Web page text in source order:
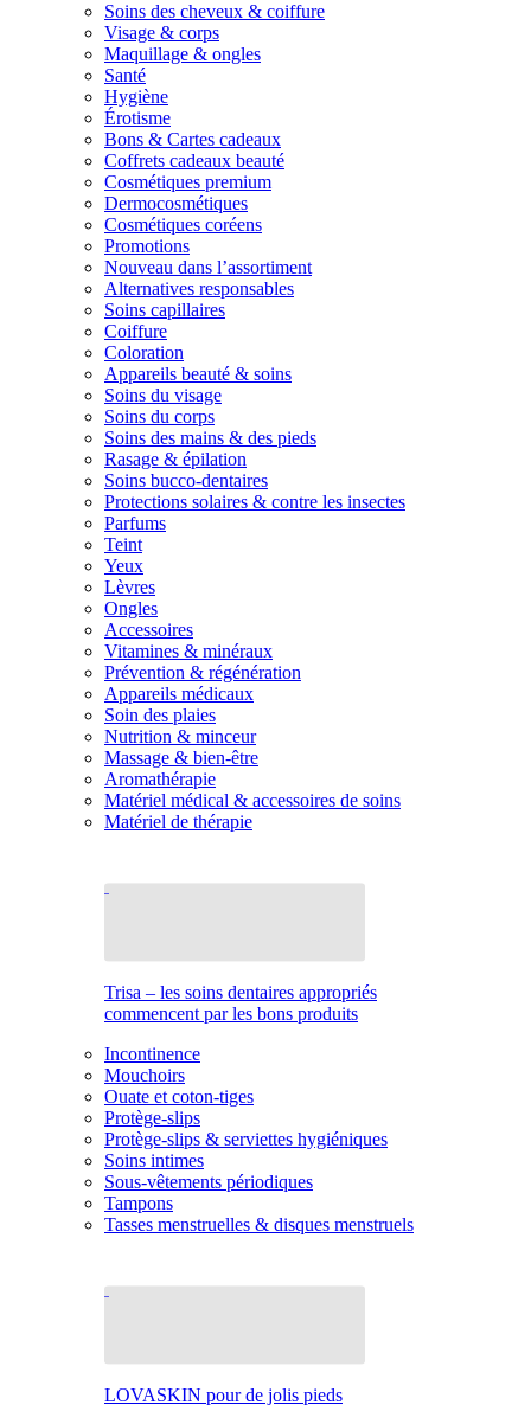
Soins des cheveux & coiffure
Visage & corps
Maquillage & ongles
Santé
Hygiène
Érotisme
Bons & Cartes cadeaux
Coffrets cadeaux beauté
Cosmétiques premium
Dermocosmétiques
Cosmétiques coréens
Promotions
Nouveau dans l’assortiment
Alternatives responsables
Soins capillaires
Coiffure
Coloration
Appareils beauté & soins
Soins du visage
Soins du corps
Soins des mains & des pieds
Rasage & épilation
Soins bucco-dentaires
Protections solaires & contre les insectes
Parfums
Teint
Yeux
Lèvres
Ongles
Accessoires
Vitamines & minéraux
Prévention & régénération
Appareils médicaux
Soin des plaies
Nutrition & minceur
Massage & bien-être
Aromathérapie
Matériel médical & accessoires de soins
Matériel de thérapie
Trisa – les soins dentaires appropriés
commencent par les bons produits
Incontinence
Mouchoirs
Ouate et coton-tiges
Protège-slips
Protège-slips & serviettes hygiéniques
Soins intimes
Sous-vêtements périodiques
Tampons
Tasses menstruelles & disques menstruels
LOVASKIN pour de jolis pieds